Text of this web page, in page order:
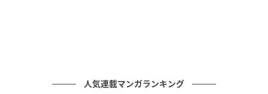
も対応できる上品な着こなしに。インナーをこのブラ
人気連載マンガランキング